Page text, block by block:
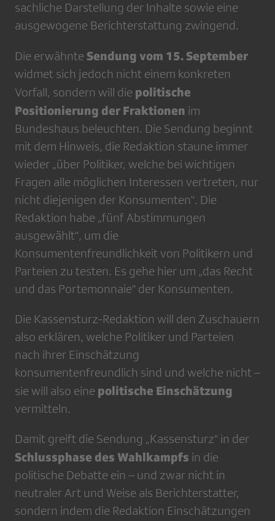
sachliche Darstellung der Inhalte sowie eine
ausgewogene Berichterstattung zwingend.
Die erwähnte Sendung vom 15. September
widmet sich jedoch nicht einem konkreten
Vorfall, sondern will die politische
Positionierung der Fraktionen im
Bundeshaus beleuchten. Die Sendung beginnt
mit dem Hinweis, die Redaktion staune immer
wieder „über Politiker, welche bei wichtigen
Fragen alle möglichen Interessen vertreten, nur
nicht diejenigen der Konsumenten". Die
Redaktion habe „fünf Abstimmungen
ausgewählt", um die
Konsumentenfreundlichkeit von Politikern und
Parteien zu testen. Es gehe hier um „das Recht
und das Portemonnaie" der Konsumenten.
Die Kassensturz-Redaktion will den Zuschauern
also erklären, welche Politiker und Parteien
nach ihrer Einschätzung
konsumentenfreundlich sind und welche nicht –
sie will also eine politische Einschätzung
vermitteln.
Damit greift die Sendung „Kassensturz" in der
Schlussphase des Wahlkampfs in die
politische Debatte ein – und zwar nicht in
neutraler Art und Weise als Berichterstatter,
sondern indem die Redaktion Einschätzungen